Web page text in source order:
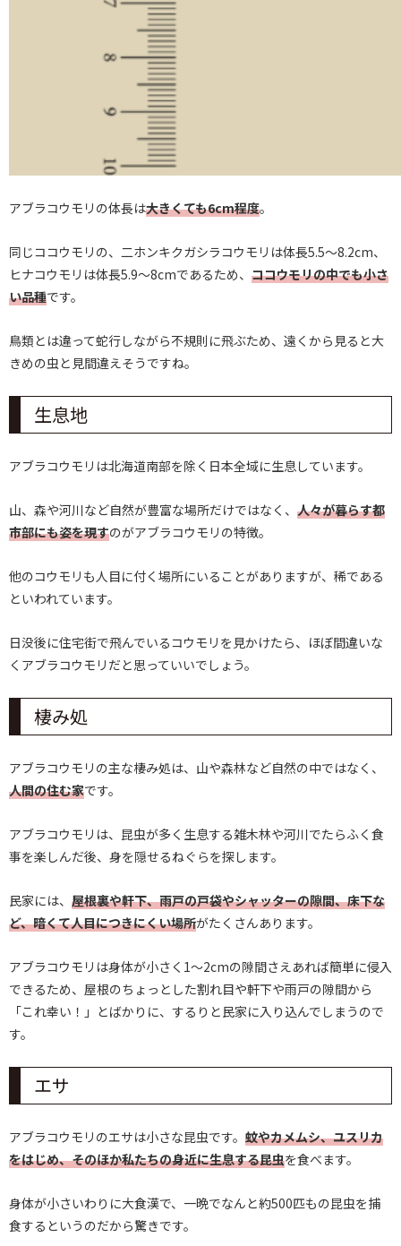
アブラコウモリの体長は大きくても6cm程度。
同じココウモリの、二ホンキクガシラコウモリは体長5.5～8.2cm、
ヒナコウモリは体長5.9～8cmであるため、 ココウモリの中でも小さ
い品種です。
鳥類とは違って蛇行しながら不規則に飛ぶため、遠くから見ると大
きめの虫と見間違えそうですね。
生息地
アブラコウモリは北海道南部を除く日本全域に生息しています。
山、森や河川など自然が豊富な場所だけではなく、 人々が暮らす都
市部にも姿を現すのがアブラコウモリの特徴。
他のコウモリも人目に付く場所にいることがありますが、稀である
といわれています。
日没後に住宅街で飛んでいるコウモリを見かけたら、ほぼ間違いな
くアブラコウモリだと思っていいでしょう。
棲み処
アブラコウモリの主な棲み処は、山や森林など自然の中ではなく、
人間の住む家です。
アブラコウモリは、昆虫が多く生息する雑木林や河川でたらふく食
事を楽しんだ後、身を隠せるねぐらを探します。
民家には、 屋根裏や軒下、雨戸の戸袋やシャッターの隙間、床下な
ど、暗くて人目につきにくい場所がたくさんあります。
アブラコウモリは身体が小さく1～2cmの隙間さえあれば簡単に侵入
できるため、屋根のちょっとした割れ目や軒下や雨戸の隙間から
「これ幸い！」とばかりに、するりと民家に入り込んでしまうので
す。
エサ
アブラコウモリのエサは小さな昆虫です。 蚊やカメムシ、ユスリカ
をはじめ、そのほか私たちの身近に生息する昆虫を食べます。
身体が小さいわりに大食漢で、一晩でなんと約500匹もの昆虫を捕
食するというのだから驚きです。